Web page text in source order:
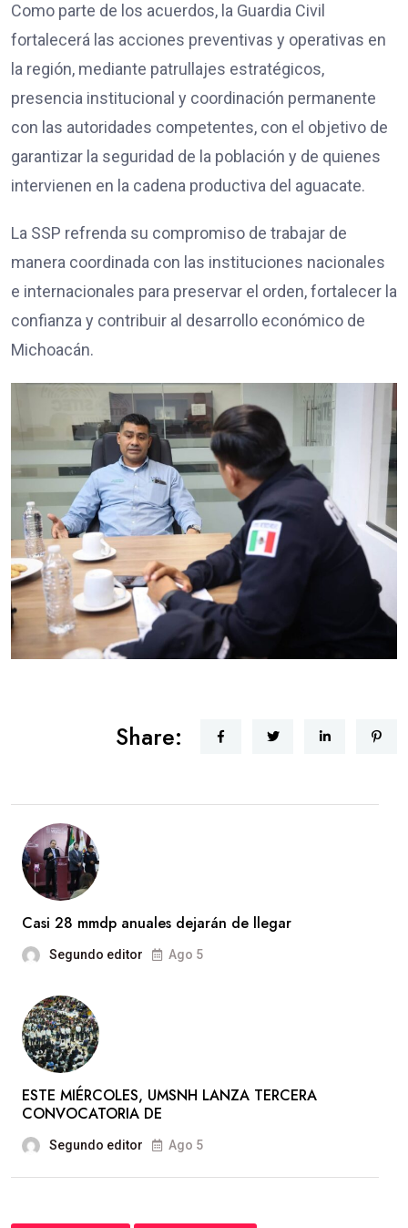
Como parte de los acuerdos, la Guardia Civil
fortalecerá las acciones preventivas y operativas en
la región, mediante patrullajes estratégicos,
presencia institucional y coordinación permanente
con las autoridades competentes, con el objetivo de
garantizar la seguridad de la población y de quienes
intervienen en la cadena productiva del aguacate.
La SSP refrenda su compromiso de trabajar de
manera coordinada con las instituciones nacionales
e internacionales para preservar el orden, fortalecer la
confianza y contribuir al desarrollo económico de
Michoacán.
Share:
Casi 28 mmdp anuales dejarán de llegar
Segundo editor Ago 5
ESTE MIÉRCOLES, UMSNH LANZA TERCERA
CONVOCATORIA DE
Segundo editor Ago 5